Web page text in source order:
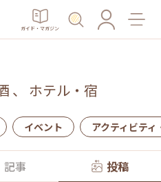
ガイド・マガジン
、 ホテル・宿
イベント アクティビティ
記事 投稿